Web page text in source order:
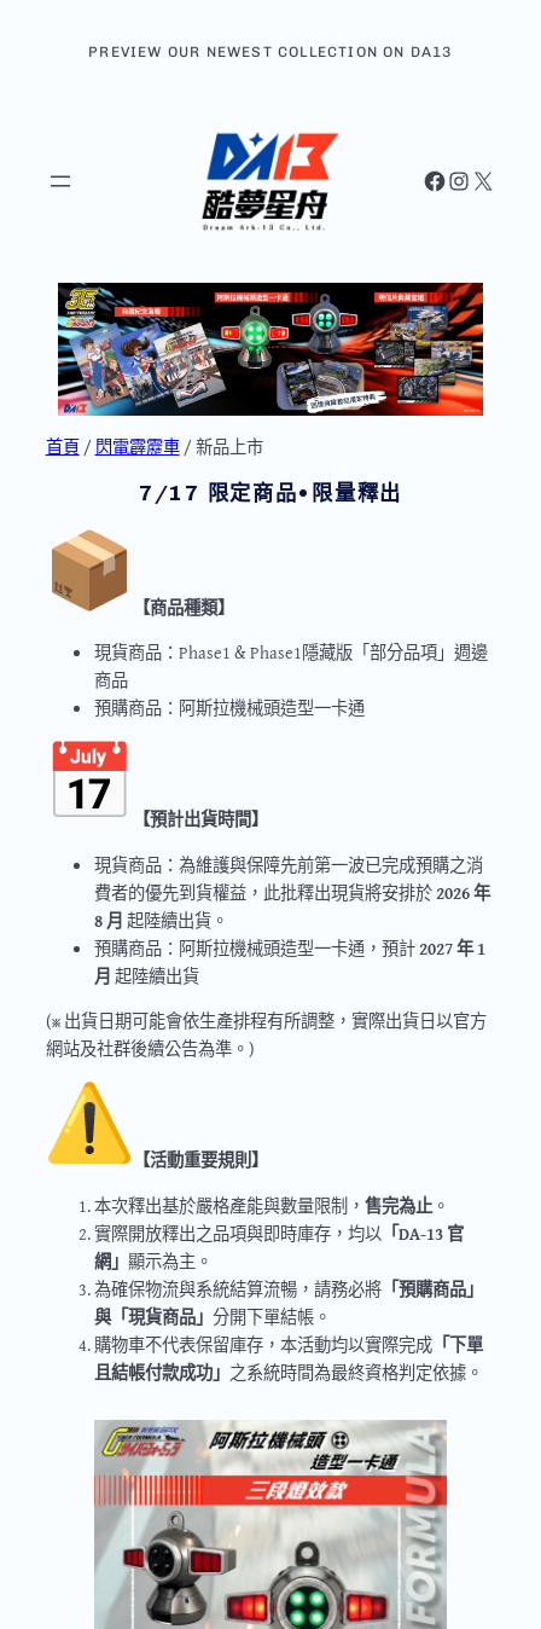
PREVIEW OUR NEWEST COLLECTION ON DA13
Facebook Instagram X
首頁/閃電霹靂車/ 新品上市
7/17 限定商品•限量釋出
【商品種類】
現貨商品：Phase1 & Phase1隱藏版「部分品項」週邊
商品
預購商品：阿斯拉機械頭造型一卡通
【預計出貨時間】
現貨商品：為維護與保障先前第一波已完成預購之消
費者的優先到貨權益，此批釋出現貨將安排於2026 年
8 月起陸續出貨。
預購商品：阿斯拉機械頭造型一卡通，預計2027 年 1
月起陸續出貨
(※ 出貨日期可能會依生產排程有所調整，實際出貨日以官方
網站及社群後續公告為準。)
【活動重要規則】
本次釋出基於嚴格產能與數量限制， 售完為止。
實際開放釋出之品項與即時庫存，均以「DA-13 官
網」 顯示為主。
為確保物流與系統結算流暢，請務必將「預購商品」
與「現貨商品」 分開下單結帳。
購物車不代表保留庫存，本活動均以實際完成「下單
且結帳付款成功」 之系統時間為最終資格判定依據。